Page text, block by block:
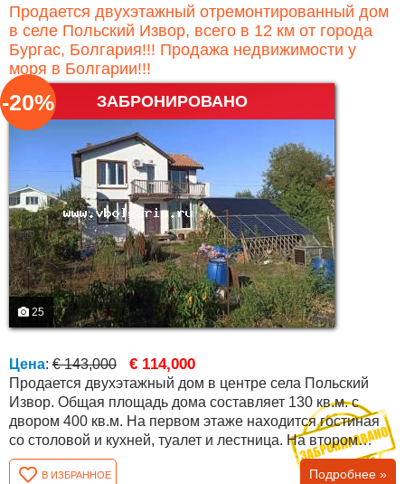
Продается двухэтажный отремонтированный дом
в селе Польский Извор, всего в 12 км от города
Бургас, Болгария!!! Продажа недвижимости у
моря в Болгарии!!!
ЗАБРОНИРОВАНО
25
-20%
Цена: € 143,000 € 114,000
Продается двухэтажный дом в центре села Польский
Извор. Общая площадь дома составляет 130 кв.м. с
двором 400 кв.м. На первом этаже находится гостиная
со столовой и кухней, туалет и лестница. На втором
этаже имеются две спальни и ванная комната с
туалетом. Весь дом снаружи гидроизолирован,
В ИЗБРАННОЕ Подробнее »